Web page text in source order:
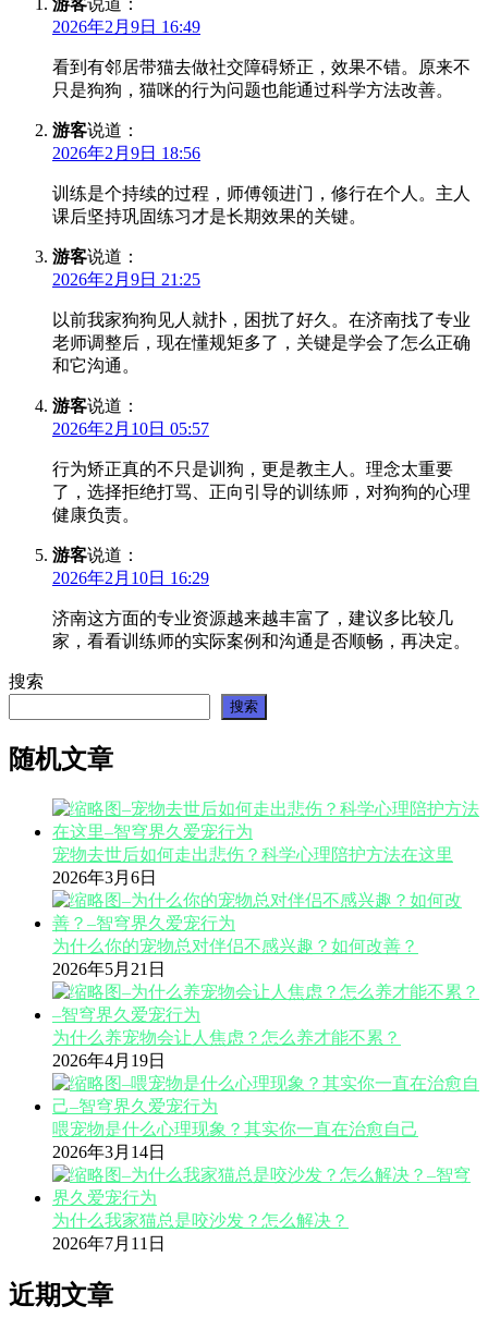
游客说道：
2026年2月9日 16:49
看到有邻居带猫去做社交障碍矫正，效果不错。原来不
只是狗狗，猫咪的行为问题也能通过科学方法改善。
游客说道：
2026年2月9日 18:56
训练是个持续的过程，师傅领进门，修行在个人。主人
课后坚持巩固练习才是长期效果的关键。
游客说道：
2026年2月9日 21:25
以前我家狗狗见人就扑，困扰了好久。在济南找了专业
老师调整后，现在懂规矩多了，关键是学会了怎么正确
和它沟通。
游客说道：
2026年2月10日 05:57
行为矫正真的不只是训狗，更是教主人。理念太重要
了，选择拒绝打骂、正向引导的训练师，对狗狗的心理
健康负责。
游客说道：
2026年2月10日 16:29
济南这方面的专业资源越来越丰富了，建议多比较几
家，看看训练师的实际案例和沟通是否顺畅，再决定。
搜索
搜索
随机文章
宠物去世后如何走出悲伤？科学心理陪护方法在这里
2026年3月6日
为什么你的宠物总对伴侣不感兴趣？如何改善？
2026年5月21日
为什么养宠物会让人焦虑？怎么养才能不累？
2026年4月19日
喂宠物是什么心理现象？其实你一直在治愈自己
2026年3月14日
为什么我家猫总是咬沙发？怎么解决？
2026年7月11日
近期文章